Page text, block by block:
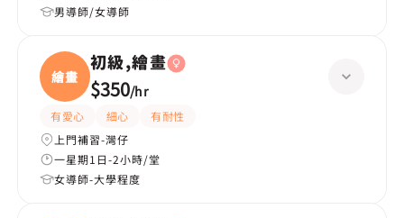
男導師/女導師
繪畫
初級,繪畫
$350/hr
有愛心 細心
有耐性
上門補習-灣仔
一星期1日-2小時/堂
女導師-大學程度